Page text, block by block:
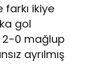
farkı ikiye
gol
2-0 mağlup
ayrılmış